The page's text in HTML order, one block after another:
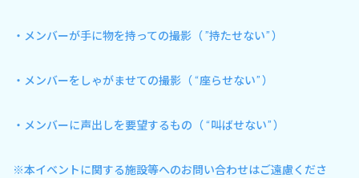
・メンバーが手に物を持っての撮影（ ”持たせない” ）
・メンバーをしゃがませての撮影（ “座らせない” ）
・メンバーに声出しを要望するもの（ “叫ばせない” ）
※本イベントに関する施設等へのお問い合わせはご遠慮くださ